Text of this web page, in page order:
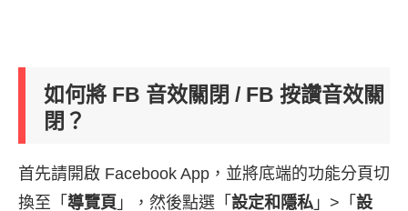
如何將 FB 音效關閉 / FB 按讚音效關
閉？
首先請開啟 Facebook App，並將底端的功能分頁切
換至「 導覽頁 」，然後點選「 設定和隱私 」>「 設